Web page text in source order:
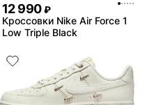
12 990 ₽
Кроссовки Nike Air Force 1
Low Triple Black